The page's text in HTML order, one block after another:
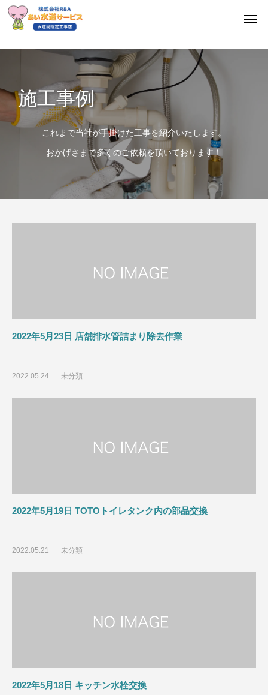
施工事例
これまで当社が手掛けた工事を紹介いたします。
おかげさまで多くのご依頼を頂いております！
2022年5月23日 店舗排水管詰まり除去作業
2022.05.24 未分類
2022年5月19日 TOTOトイレタンク内の部品交換
2022.05.21 未分類
2022年5月18日 キッチン水栓交換